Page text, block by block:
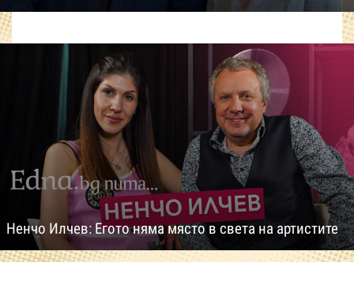
Ненчо Илчев: Егото няма място в света на артистите